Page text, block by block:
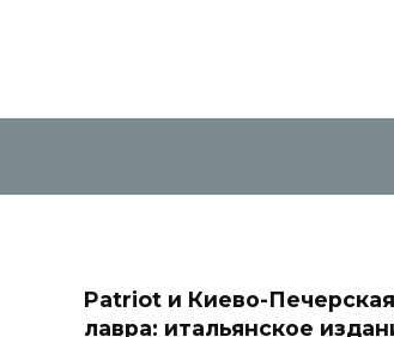
Patriot и Киево-Печерская
лавра: итальянское